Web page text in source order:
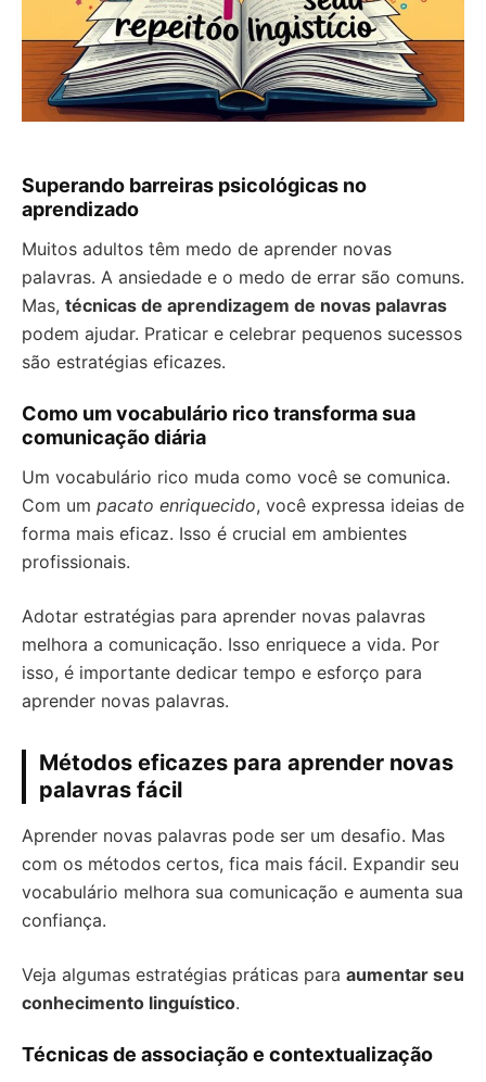
Superando barreiras psicológicas no
aprendizado
Muitos adultos têm medo de aprender novas
palavras. A ansiedade e o medo de errar são comuns.
Mas, técnicas de aprendizagem de novas palavras
podem ajudar. Praticar e celebrar pequenos sucessos
são estratégias eficazes.
Como um vocabulário rico transforma sua
comunicação diária
Um vocabulário rico muda como você se comunica.
Com um pacato enriquecido, você expressa ideias de
forma mais eficaz. Isso é crucial em ambientes
profissionais.
Adotar estratégias para aprender novas palavras
melhora a comunicação. Isso enriquece a vida. Por
isso, é importante dedicar tempo e esforço para
aprender novas palavras.
Métodos eficazes para aprender novas
palavras fácil
Aprender novas palavras pode ser um desafio. Mas
com os métodos certos, fica mais fácil. Expandir seu
vocabulário melhora sua comunicação e aumenta sua
confiança.
Veja algumas estratégias práticas para aumentar seu
conhecimento linguístico.
Técnicas de associação e contextualização